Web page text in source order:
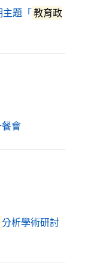
題「 教育政
會（另開新視窗）
分析學術研討